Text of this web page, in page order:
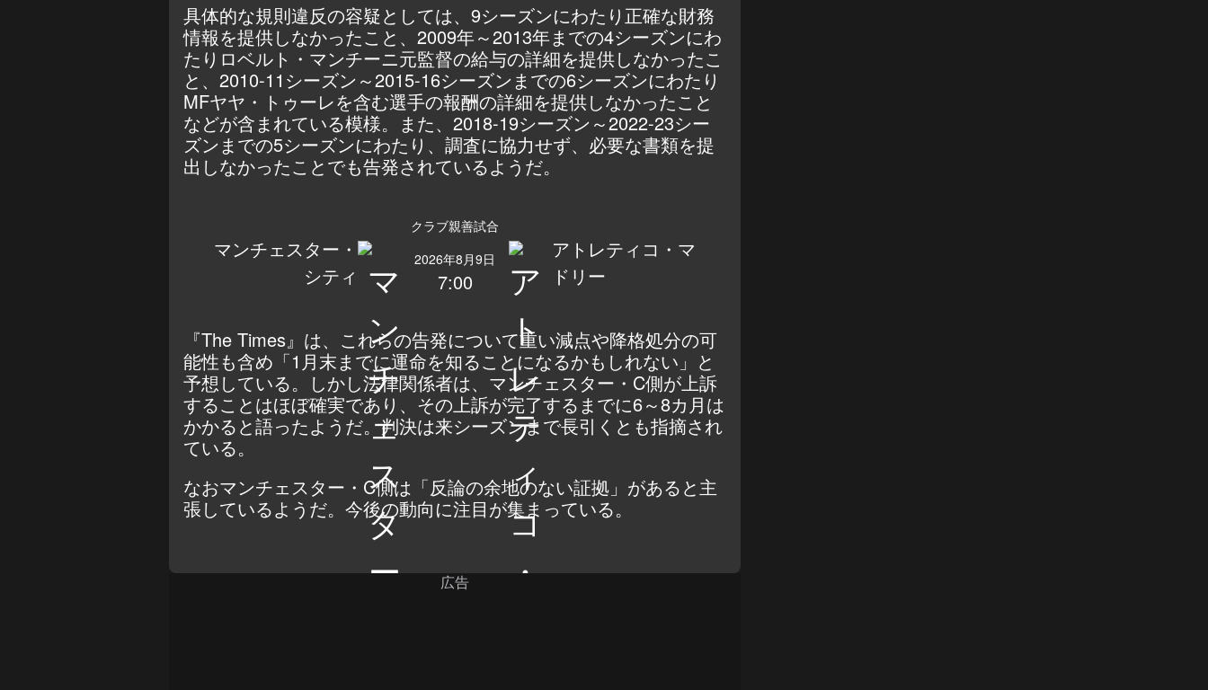
具体的な規則違反の容疑としては、9シーズンにわたり正確な財務
情報を提供しなかったこと、2009年～2013年までの4シーズンにわ
たりロベルト・マンチーニ元監督の給与の詳細を提供しなかったこ
と、2010-11シーズン～2015-16シーズンまでの6シーズンにわたり
MFヤヤ・トゥーレを含む選手の報酬の詳細を提供しなかったこと
などが含まれている模様。また、2018-19シーズン～2022-23シー
ズンまでの5シーズンにわたり、調査に協力せず、必要な書類を提
出しなかったことでも告発されているようだ。
クラブ親善試合
マンチェスター・
シティ
2026年8月9日
7:00
アトレティコ・マ
ドリー
『The Times』は、これらの告発について重い減点や降格処分の可
能性も含め「1月末までに運命を知ることになるかもしれない」と
予想している。しかし法律関係者は、マンチェスター・C側が上訴
することはほぼ確実であり、その上訴が完了するまでに6～8カ月は
かかると語ったようだ。判決は来シーズンまで長引くとも指摘され
ている。
なおマンチェスター・C側は「反論の余地のない証拠」があると主
張しているようだ。今後の動向に注目が集まっている。
広告